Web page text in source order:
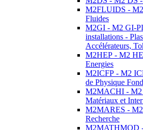
M2FLUIDS - M2
Fluides
M2GI - M2 GI-
installations -
Accélérateurs,
M2HEP - M2
Energies
M2ICFP - M2
de Physique
M2MACHI - M2
Matériaux et
M2MARES - M2
Recherche
M2MATHMOD